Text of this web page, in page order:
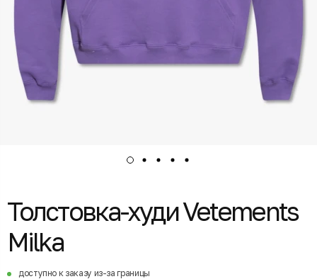
Толстовка-худи Vetements
Milka
доступно к заказу из-за границы